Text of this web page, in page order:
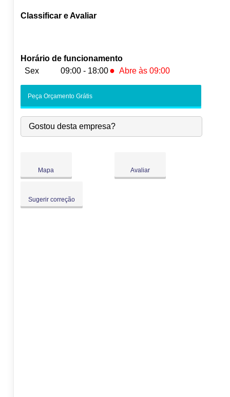
Classificar e Avaliar
Horário de funcionamento
Sex
09:00 - 18:00 ● Abre às 09:00
-
Qua:
09:00-18:00
Qui:
09:00-18:00
●
Peça Orçamento Grátis
Gostou desta empresa?
Mapa Avaliar
Sugerir correção